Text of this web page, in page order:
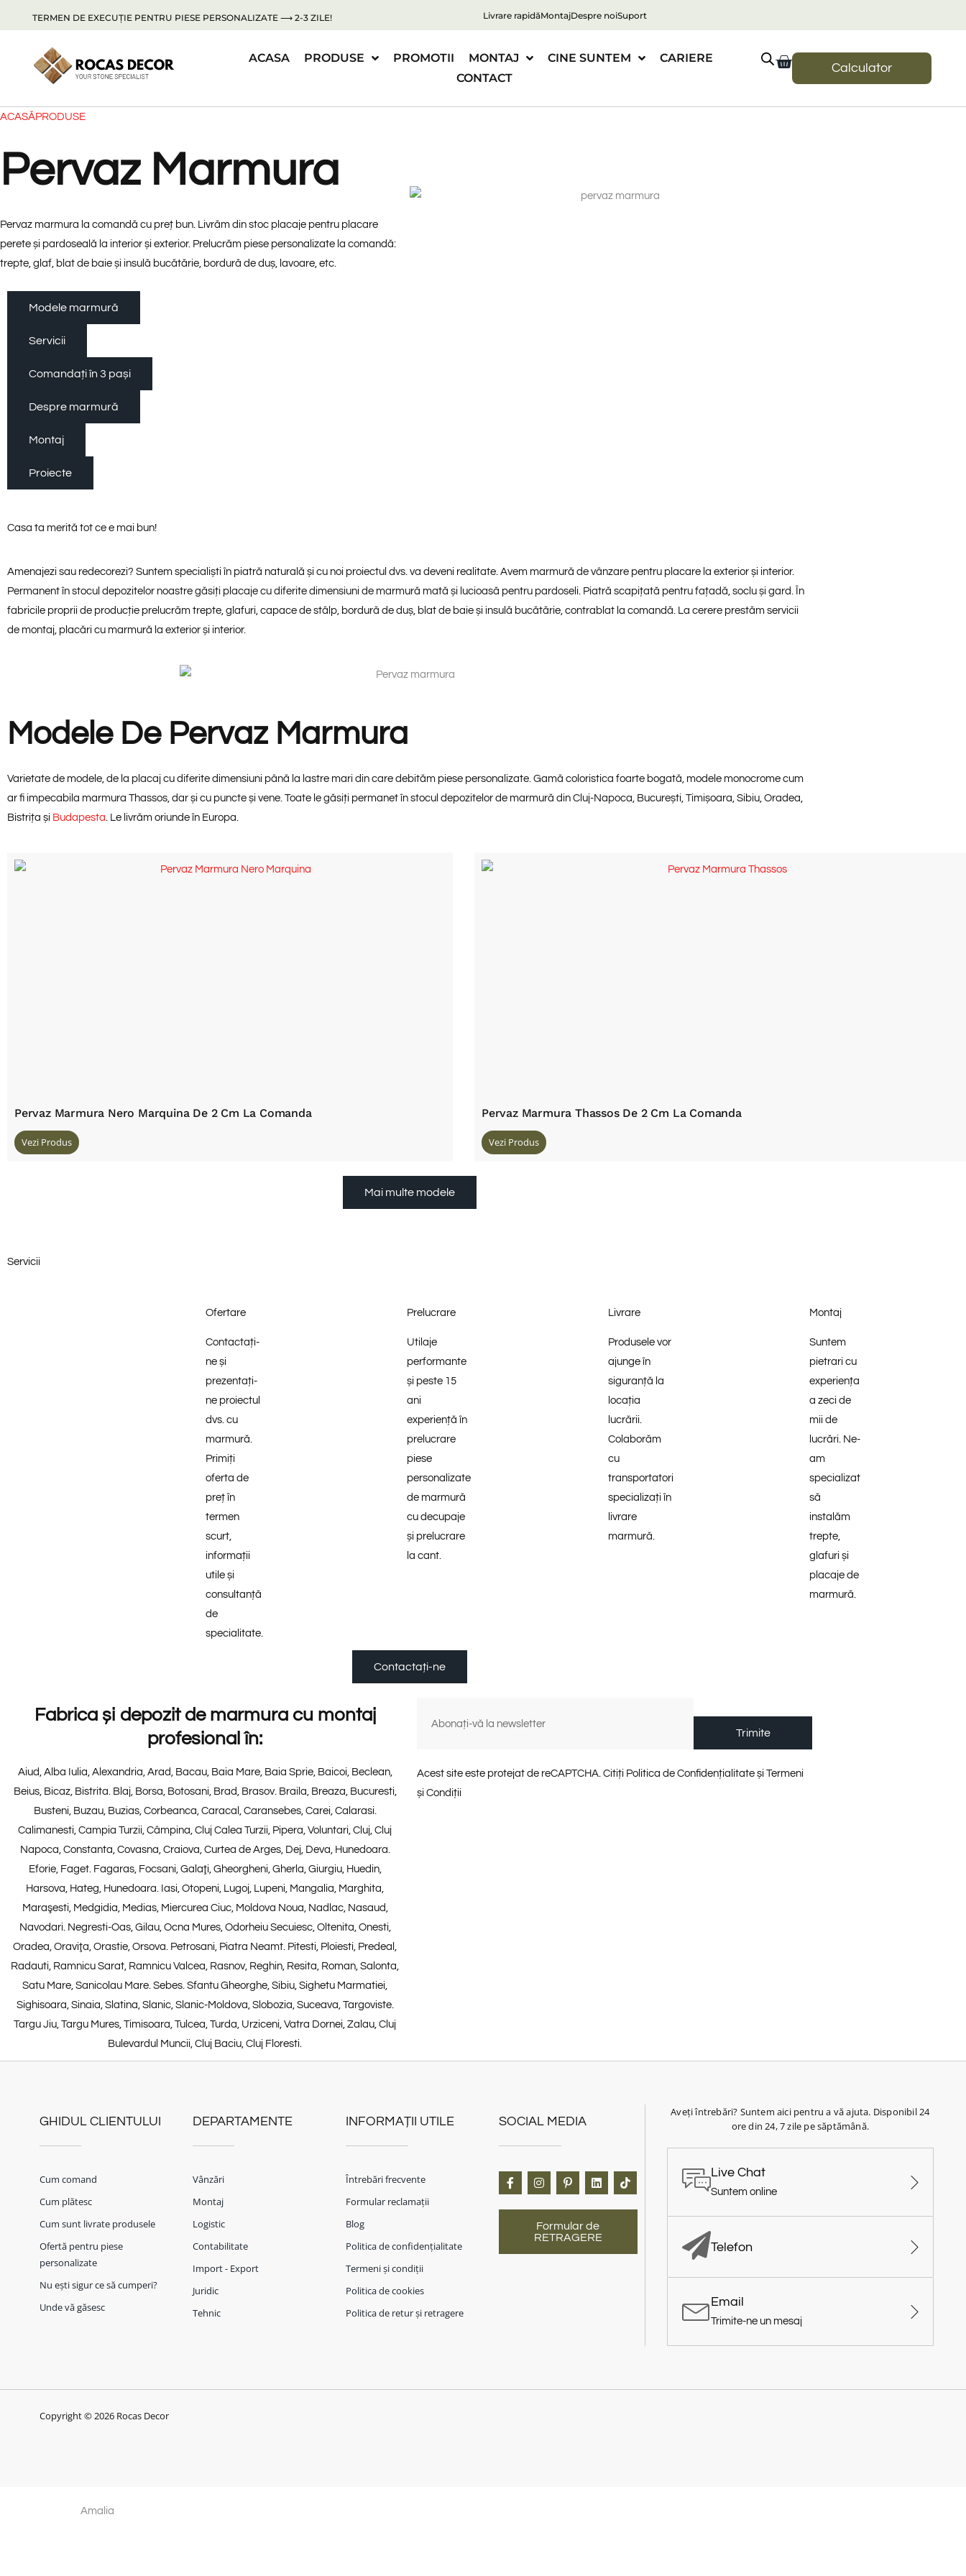
TERMEN DE EXECUȚIE PENTRU PIESE PERSONALIZATE ⟶ 2-3 ZILE! Livrare rapidăMontajDespre noiSuport
ACASA PRODUSE PROMOTII MONTAJ CINE SUNTEM
CARIERE
CONTACT
Calculator
ACASĂPRODUSE
Pervaz Marmura
Pervaz marmura la comandă cu preț bun. Livrăm din stoc placaje pentru placare
perete și pardoseală la interior și exterior. Prelucrăm piese personalizate la comandă:
trepte, glaf, blat de baie și insulă bucătărie, bordură de duș, lavoare, etc.
Modele marmură
Servicii
Comandați în 3 pași
Despre marmură
Montaj
Proiecte
Casa ta merită tot ce e mai bun!
Amenajezi sau redecorezi? Suntem specialiști în piatră naturală și cu noi proiectul dvs. va deveni realitate. Avem marmură de vânzare pentru placare la exterior și interior.
Permanent în stocul depozitelor noastre găsiți placaje cu diferite dimensiuni de marmură mată și lucioasă pentru pardoseli. Piatră scapițată pentru fațadă, soclu și gard. În
fabricile proprii de producție prelucrăm trepte, glafuri, capace de stâlp, bordură de duș, blat de baie și insulă bucătărie, contrablat la comandă. La cerere prestăm servicii
de montaj, placări cu marmură la exterior și interior.
Modele De Pervaz Marmura
Varietate de modele, de la placaj cu diferite dimensiuni până la lastre mari din care debităm piese personalizate. Gamă coloristica foarte bogată, modele monocrome cum
ar fi impecabila marmura Thassos, dar și cu puncte și vene. Toate le găsiți permanet în stocul depozitelor de marmură din Cluj-Napoca, București, Timișoara, Sibiu, Oradea,
Bistrița și Budapesta. Le livrăm oriunde în Europa.
Pervaz Marmura Nero Marquina De 2 Cm La Comanda
Vezi Produs
Pervaz Marmura Thassos De 2 Cm La Comanda
Vezi Produs
Mai multe modele
Servicii
Ofertare
Contactați-
ne și
prezentați-
ne proiectul
dvs. cu
marmură.
Primiți
oferta de
preț în
termen
scurt,
informații
utile și
consultanță
de
specialitate.
Prelucrare
Utilaje
performante
și peste 15
ani
experiență în
prelucrare
piese
personalizate
de marmură
cu decupaje
și prelucrare
la cant.
Livrare
Produsele vor
ajunge în
siguranță la
locația
lucrării.
Colaborăm
cu
transportatori
specializați în
livrare
marmură.
Montaj
Suntem
pietrari cu
experiența
a zeci de
mii de
lucrări. Ne-
am
specializat
să
instalăm
trepte,
glafuri și
placaje de
marmură.
Contactați-ne
Fabrica și depozit de marmura cu montaj
profesional în:
Aiud, Alba Iulia, Alexandria, Arad, Bacau, Baia Mare, Baia Sprie, Baicoi, Beclean,
Beius, Bicaz, Bistrita. Blaj, Borsa, Botosani, Brad, Brasov. Braila, Breaza, Bucuresti,
Busteni, Buzau, Buzias, Corbeanca, Caracal, Caransebes, Carei, Calarasi.
Calimanesti, Campia Turzii, Câmpina, Cluj Calea Turzii, Pipera, Voluntari, Cluj, Cluj
Napoca, Constanta, Covasna, Craiova, Curtea de Arges, Dej, Deva, Hunedoara.
Eforie, Faget. Fagaras, Focsani, Galaţi, Gheorgheni, Gherla, Giurgiu, Huedin,
Harsova, Hateg, Hunedoara. Iasi, Otopeni, Lugoj, Lupeni, Mangalia, Marghita,
Maraşesti, Medgidia, Medias, Miercurea Ciuc, Moldova Noua, Nadlac, Nasaud,
Navodari. Negresti-Oas, Gilau, Ocna Mures, Odorheiu Secuiesc, Oltenita, Onesti,
Oradea, Oraviţa, Orastie, Orsova. Petrosani, Piatra Neamt. Pitesti, Ploiesti, Predeal,
Radauti, Ramnicu Sarat, Ramnicu Valcea, Rasnov, Reghin, Resita, Roman, Salonta,
Satu Mare, Sanicolau Mare. Sebes. Sfantu Gheorghe, Sibiu, Sighetu Marmatiei,
Sighisoara, Sinaia, Slatina, Slanic, Slanic-Moldova, Slobozia, Suceava, Targoviste.
Targu Jiu, Targu Mures, Timisoara, Tulcea, Turda, Urziceni, Vatra Dornei, Zalau, Cluj
Bulevardul Muncii, Cluj Baciu, Cluj Floresti.
Trimite
Acest site este protejat de reCAPTCHA. Citiți Politica de Confidențialitate și Termeni
și Condiții
GHIDUL CLIENTULUI
Cum comand
Cum plătesc
Cum sunt livrate produsele
Ofertă pentru piese
personalizate
Nu ești sigur ce să cumperi?
Unde vă găsesc
DEPARTAMENTE
Vânzări
Montaj
Logistic
Contabilitate
Import - Export
Juridic
Tehnic
INFORMAȚII UTILE
Întrebări frecvente
Formular reclamații
Blog
Politica de confidențialitate
Termeni și condiții
Politica de cookies
Politica de retur și retragere
SOCIAL MEDIA
Formular de
RETRAGERE
Aveți întrebări? Suntem aici pentru a vă ajuta. Disponibil 24
ore din 24, 7 zile pe săptămână.
Live Chat
Suntem online
Telefon
Email
Trimite-ne un mesaj
Copyright © 2026 Rocas Decor
Amalia